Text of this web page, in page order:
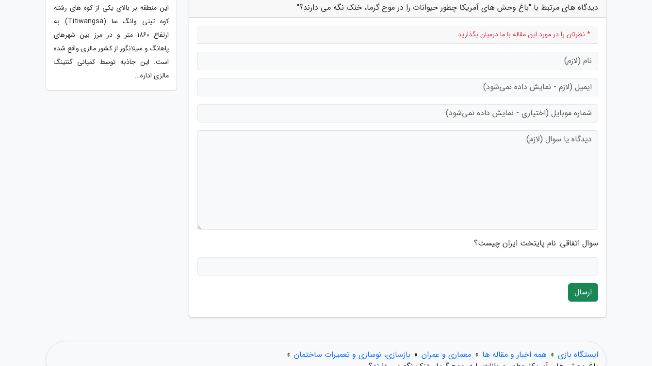
دیدگاه های مرتبط با "باغ وحش های آمریکا چطور حیوانات را در موج گرما، خنک نگه می دارند؟"
* نظرتان را در مورد این مقاله با ما درمیان بگذارید
سوال اتفاقی: نام پایتخت ایران چیست؟
ارسال
این منطقه بر بالای یکی از کوه های رشته
کوه تیتی وانگ سا (Titiwangsa) به
ارتفاع 1860 متر و در مرز بین شهرهای
پاهانگ و سیلانگور از کشور مالزی واقع شده
است. این جاذبه توسط کمپانی گنتینگ
مالزی اداره...
ایستگاه بازی » همه اخبار و مقاله ها » معماری و عمران » بازسازی، نوسازی و تعمیرات ساختمان »